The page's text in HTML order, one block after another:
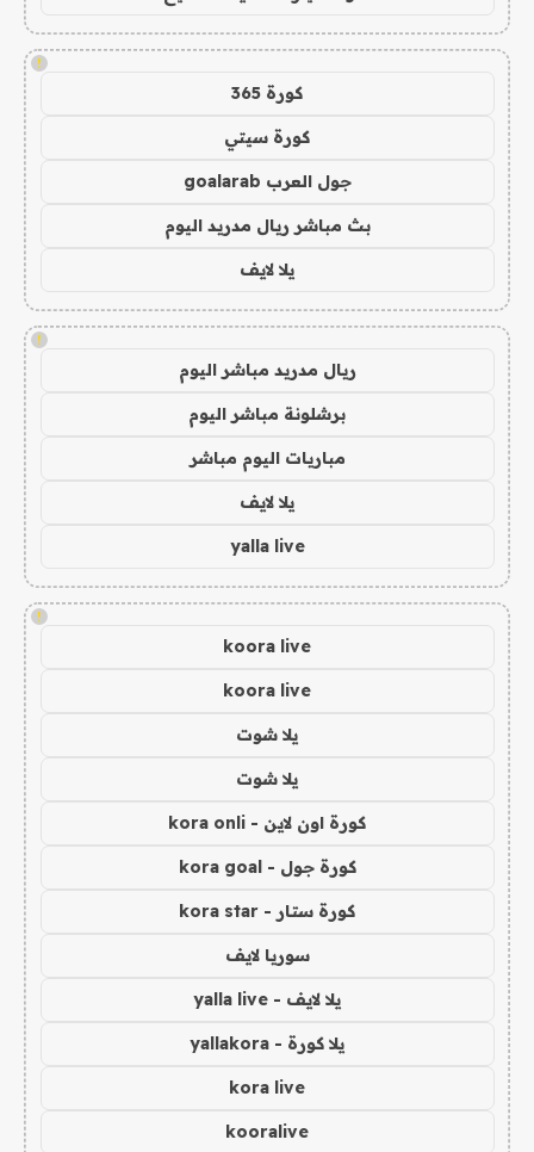
!
كورة 365
كورة سيتي
جول العرب goalarab
بث مباشر ريال مدريد اليوم
يلا لايف
!
ريال مدريد مباشر اليوم
برشلونة مباشر اليوم
مباريات اليوم مباشر
يلا لايف
yalla live
!
koora live
koora live
يلا شوت
يلا شوت
كورة اون لاين - kora onli
كورة جول - kora goal
كورة ستار - kora star
سوريا لايف
يلا لايف - yalla live
يلا كورة - yallakora
kora live
kooralive